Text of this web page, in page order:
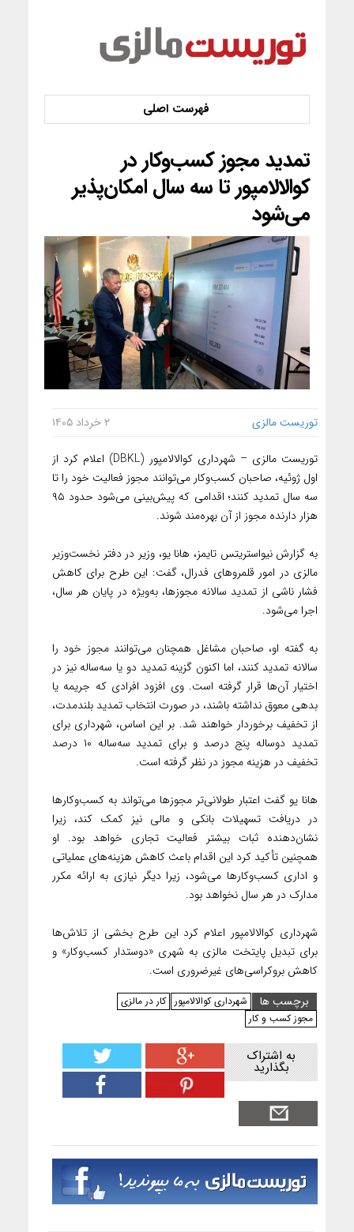
تمدید مجوز کسب‌وکار در
کوالالامپور تا سه سال امکان‌پذیر
می‌شود
توریست مالزی ۲ خرداد ۱۴۰۵
توریست مالزی – شهرداری کوالالامپور (DBKL) اعلام کرد از
اول ژوئیه، صاحبان کسب‌وکار می‌توانند مجوز فعالیت خود را تا
سه سال تمدید کنند؛ اقدامی که پیش‌بینی می‌شود حدود ۹۵
هزار دارنده مجوز از آن بهره‌مند شوند.
به گزارش نیواستریتس تایمز، هانا یو، وزیر در دفتر نخست‌وزیر
مالزی در امور قلمروهای فدرال، گفت: این طرح برای کاهش
فشار ناشی از تمدید سالانه مجوزها، به‌ویژه در پایان هر سال،
اجرا می‌شود.
به گفته او، صاحبان مشاغل همچنان می‌توانند مجوز خود را
سالانه تمدید کنند، اما اکنون گزینه تمدید دو یا سه‌ساله نیز در
اختیار آن‌ها قرار گرفته است. وی افزود افرادی که جریمه یا
بدهی معوق نداشته باشند، در صورت انتخاب تمدید بلندمدت،
از تخفیف برخوردار خواهند شد. بر این اساس، شهرداری برای
تمدید دو‌ساله پنج درصد و برای تمدید سه‌ساله ۱۰ درصد
تخفیف در هزینه مجوز در نظر گرفته است.
هانا یو گفت اعتبار طولانی‌تر مجوزها می‌تواند به کسب‌وکارها
در دریافت تسهیلات بانکی و مالی نیز کمک کند، زیرا
نشان‌دهنده ثبات بیشتر فعالیت تجاری خواهد بود. او
همچنین تأکید کرد این اقدام باعث کاهش هزینه‌های عملیاتی
و اداری کسب‌وکارها می‌شود، زیرا دیگر نیازی به ارائه مکرر
مدارک در هر سال نخواهد بود.
شهرداری کوالالامپور اعلام کرد این طرح بخشی از تلاش‌ها
برای تبدیل پایتخت مالزی به شهری «دوستدار کسب‌وکار» و
کاهش بروکراسی‌های غیرضروری است.
برچسب ها
شهرداری کوالالامپور کار در مالزی
مجوز کسب و کار
به اشتراک
بگذارید